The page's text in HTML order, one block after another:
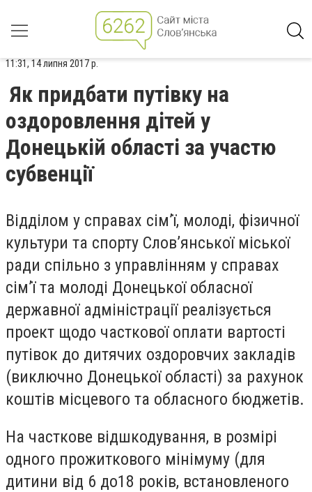
11:31, 14 липня 2017 р.
Як придбати путівку на
оздоровлення дітей у
Донецькій області за участю
субвенції
Відділом у справах сім’ї, молоді, фізичної
культури та спорту Слов’янської міської
ради спільно з управлінням у справах
сім’ї та молоді Донецької обласної
державної адміністрації реалізується
проект щодо часткової оплати вартості
путівок до дитячих оздоровчих закладів
(виключно Донецької області) за рахунок
коштів місцевого та обласного бюджетів.
На часткове відшкодування, в розмірі
одного прожиткового мінімуму (для
дитини від 6 до18 років, встановленого